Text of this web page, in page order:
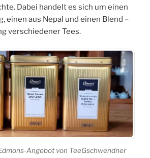
Dabei handelt es sich um einen
einen aus Nepal und einen Blend –
verschiedener Tees.
Angebot von TeeGschwendner